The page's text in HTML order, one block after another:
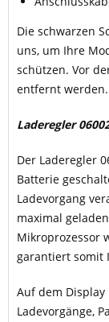
Die schwarzen
uns, um Ihre
schützen. Vor
entfernt werden.
Laderegler
Der Laderegler
Batterie
Ladevorgang
maximal
Mikroprozessor
garantiert somit
Auf dem Display
Ladevorgänge,